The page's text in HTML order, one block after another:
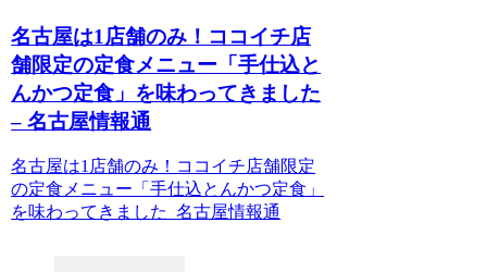
名古屋は1店舗のみ！ココイチ店
舗限定の定食メニュー「手仕込と
んかつ定食」を味わってきました
– 名古屋情報通
名古屋は1店舗のみ！ココイチ店舗限定
の定食メニュー「手仕込とんかつ定食」
を味わってきました 名古屋情報通